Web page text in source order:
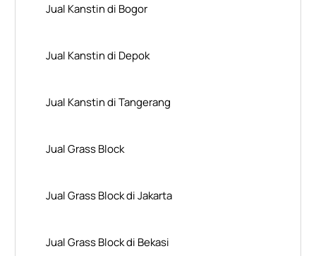
Jual Kanstin di Bogor
Jual Kanstin di Depok
Jual Kanstin di Tangerang
Jual Grass Block
Jual Grass Block di Jakarta
Jual Grass Block di Bekasi